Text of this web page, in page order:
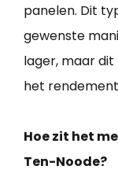
panelen. Dit
gewenste
lager, maar dit
het
Hoe zit het
Ten-Noode?